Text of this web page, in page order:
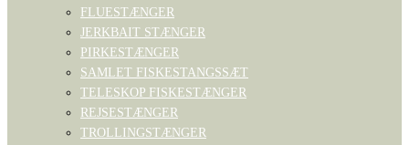
FLUESTÆNGER
JERKBAIT STÆNGER
PIRKESTÆNGER
SAMLET FISKESTANGSSÆT
TELESKOP FISKESTÆNGER
REJSESTÆNGER
TROLLINGSTÆNGER